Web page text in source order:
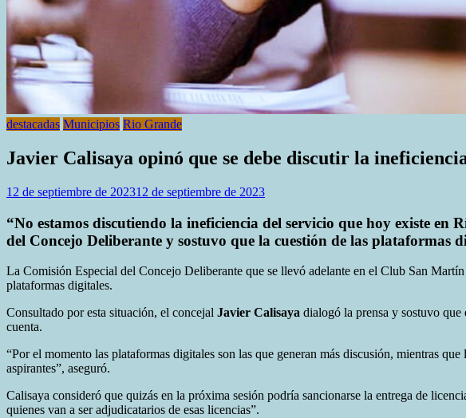
destacadas Municipios Rio Grande
Javier Calisaya opinó que se debe discutir la
12 de septiembre de 202312 de septiembre de 2023
“No estamos discutiendo la ineficiencia del servicio que hoy existe
del Concejo Deliberante y sostuvo que la cuestión de las plataformas
La Comisión Especial del Concejo Deliberante que se llevó adelante en el Club San
plataformas digitales.
Consultado por esta situación, el concejal Javier Calisaya dialogó la prensa y sostuvo que
cuenta.
“Por el momento las plataformas digitales son las que generan más discusión, mientras
aspirantes”, aseguró.
Calisaya consideró que quizás en la próxima sesión podría sancionarse la entrega de
quienes van a ser adjudicatarios de esas licencias”.